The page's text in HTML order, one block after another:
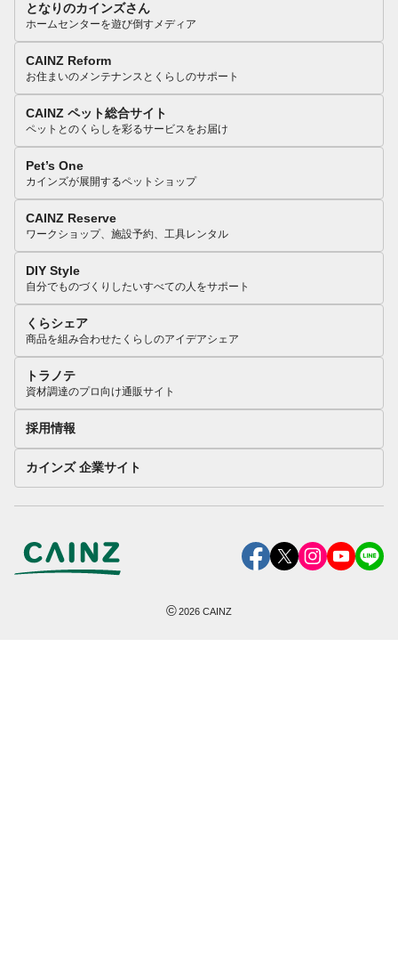
となりのカインズさん
ホームセンターを遊び倒すメディア
CAINZ Reform
お住まいのメンテナンスとくらしのサポート
CAINZ ペット総合サイト
ペットとのくらしを彩るサービスをお届け
Pet’s One
カインズが展開するペットショップ
CAINZ Reserve
ワークショップ、施設予約、工具レンタル
DIY Style
自分でものづくりしたいすべての人をサポート
くらシェア
商品を組み合わせたくらしのアイデアシェア
トラノテ
資材調達のプロ向け通販サイト
採用情報
カインズ 企業サイト
©2026 CAINZ